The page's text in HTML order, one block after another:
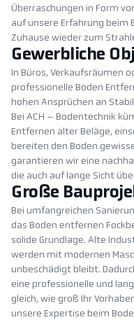
Überraschungen in Form
auf unsere Erfahrung beim
Zuhause wieder zum
Gewerbliche
In Büros, Verkaufsräumen
professionelle Boden
hohen Ansprüchen an
Bei ACH – Bodentechnik
Entfernen alter Beläge,
bereiten den Boden
garantieren wir eine
die auch auf lange Sicht
Große
Bei umfangreichen
das Boden entfernen
solide Grundlage. Alte
werden mit modernen
unbeschädigt bleibt.
eine professionelle und
gleich, wie groß Ihr
unsere Expertise beim